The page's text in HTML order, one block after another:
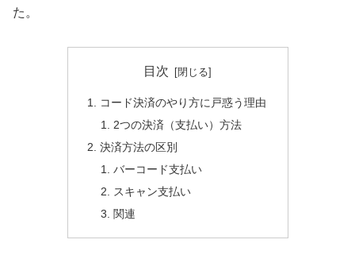
た。
目次
コード決済のやり方に戸惑う理由
2つの決済（支払い）方法
決済方法の区別
バーコード支払い
スキャン支払い
関連